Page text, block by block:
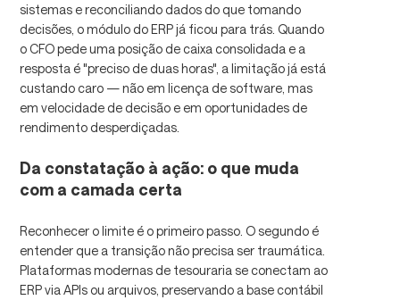
sistemas e reconciliando dados do que tomando
decisões, o módulo do ERP já ficou para trás. Quando
o CFO pede uma posição de caixa consolidada e a
resposta é "preciso de duas horas", a limitação já está
custando caro — não em licença de software, mas
em velocidade de decisão e em oportunidades de
rendimento desperdiçadas.
Da constatação à ação: o que muda
com a camada certa
Reconhecer o limite é o primeiro passo. O segundo é
entender que a transição não precisa ser traumática.
Plataformas modernas de tesouraria se conectam ao
ERP via APIs ou arquivos, preservando a base contábil